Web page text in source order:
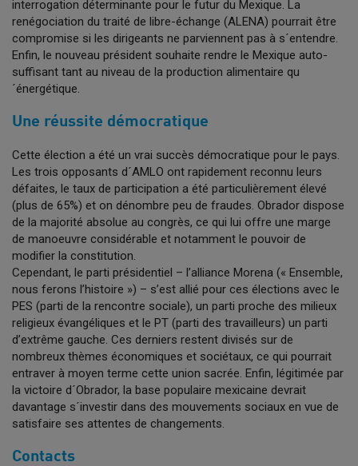
interrogation déterminante pour le futur du Mexique. La
renégociation du traité de libre-échange (ALENA) pourrait être
compromise si les dirigeants ne parviennent pas à s´entendre.
Enfin, le nouveau président souhaite rendre le Mexique auto-
suffisant tant au niveau de la production alimentaire qu
´énergétique.
Une réussite démocratique
Cette élection a été un vrai succès démocratique pour le pays.
Les trois opposants d´AMLO ont rapidement reconnu leurs
défaites, le taux de participation a été particulièrement élevé
(plus de 65%) et on dénombre peu de fraudes. Obrador dispose
de la majorité absolue au congrès, ce qui lui offre une marge
de manoeuvre considérable et notamment le pouvoir de
modifier la constitution.
Cependant, le parti présidentiel – l’alliance Morena (« Ensemble,
nous ferons l’histoire ») – s’est allié pour ces élections avec le
PES (parti de la rencontre sociale), un parti proche des milieux
religieux évangéliques et le PT (parti des travailleurs) un parti
d’extrême gauche. Ces derniers restent divisés sur de
nombreux thèmes économiques et sociétaux, ce qui pourrait
entraver à moyen terme cette union sacrée. Enfin, légitimée par
la victoire d´Obrador, la base populaire mexicaine devrait
davantage s´investir dans des mouvements sociaux en vue de
satisfaire ses attentes de changements.
Contacts